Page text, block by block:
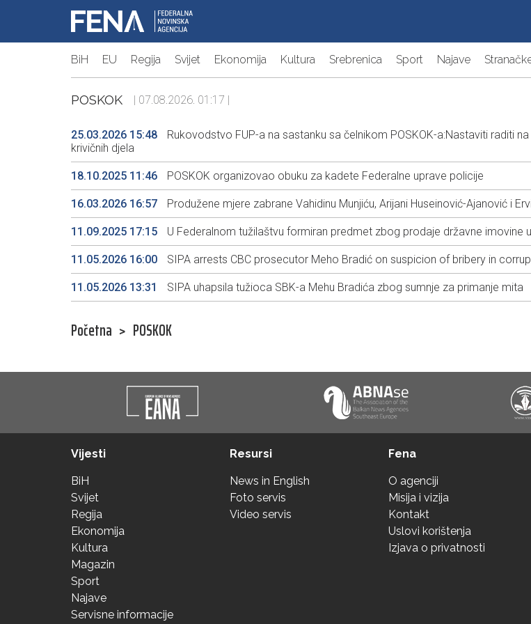
BiH EU Regija Svijet Ekonomija Kultura Srebrenica Sport Najave
POSKOK | 07.08.2026. 01:17 |
25.03.2026 15:48
Rukovodstvo FUP-a na sastanku sa čelnikom POSKOK-a:Nastaviti raditi
krivičnih djela
18.10.2025 11:46 POSKOK organizovao obuku za kadete Federalne uprave policije
16.03.2026 16:57 Produžene mjere zabrane Vahidinu Munjiću, Arijani Huseinović-Ajanović i
11.09.2025 17:15 U Federalnom tužilaštvu formiran predmet zbog prodaje državne imovine
11.05.2026 16:00 SIPA arrests CBC prosecutor Meho Bradić on suspicion of bribery in
11.05.2026 13:31 SIPA uhapsila tužioca SBK-a Mehu Bradića zbog sumnje za primanje mita
Početna > POSKOK
Vijesti
BiH
Svijet
Regija
Ekonomija
Kultura
Magazin
Sport
Najave
Servisne informacije
Resursi
News in English
Foto servis
Video servis
Fena
O agenciji
Misija i vizija
Kontakt
Uslovi korištenja
Izjava o privatnosti